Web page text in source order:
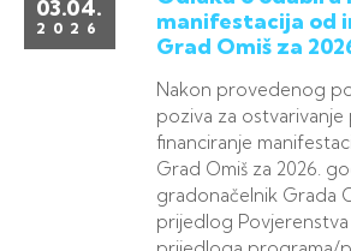
03.04.
2026
manifestacija od
Grad Omiš za
Nakon provedenog
poziva za ostvarivanje
financiranje
Grad Omiš za 2026.
gradonačelnik Grada
prijedlog